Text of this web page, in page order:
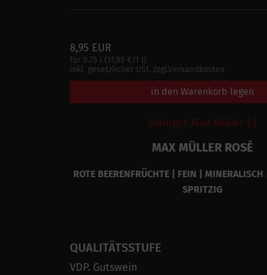
8,95 EUR
für 0.75 l (11,93 €/1 l)
inkl. gesetzlicher USt. zzgl.Versandkosten
in den Warenkorb legen
Weingut Max Müller I |
MAX MÜLLER ROSÉ
ROTE BEERENFRÜCHTE | FEIN | MINERALISCH
SPRITZIG
QUALITÄTSSTUFE
VDP. Gutswein